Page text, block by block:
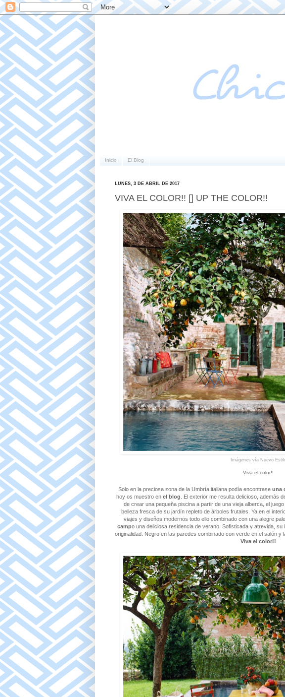
Inicio El Blog
LUNES, 3 DE ABRIL DE 2017
VIVA EL COLOR!! [] UP THE COLOR!!
Imágenes vía Nuevo
Viva el color!!
Solo en la preciosa zona de la Umbría italiana podía encontrase una
hoy os muestro en el blog . El exterior me resulta delicioso, además
de crear una pequeña piscina a partir de una vieja alberca, el
belleza fresca de su jardín repleto de árboles frutales. Ya en el
viajes y diseños modernos todo ello combinado con una alegre
campo una deliciosa residencia de verano. Sofisticada y atrevida,
originalidad. Negro en las paredes combinado con verde en el salón y
Viva el color!!